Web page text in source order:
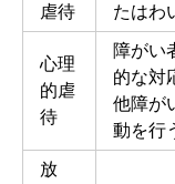
虐待
たはわ
心理
的虐
待
障がい
的な対
他障が
動を行
放